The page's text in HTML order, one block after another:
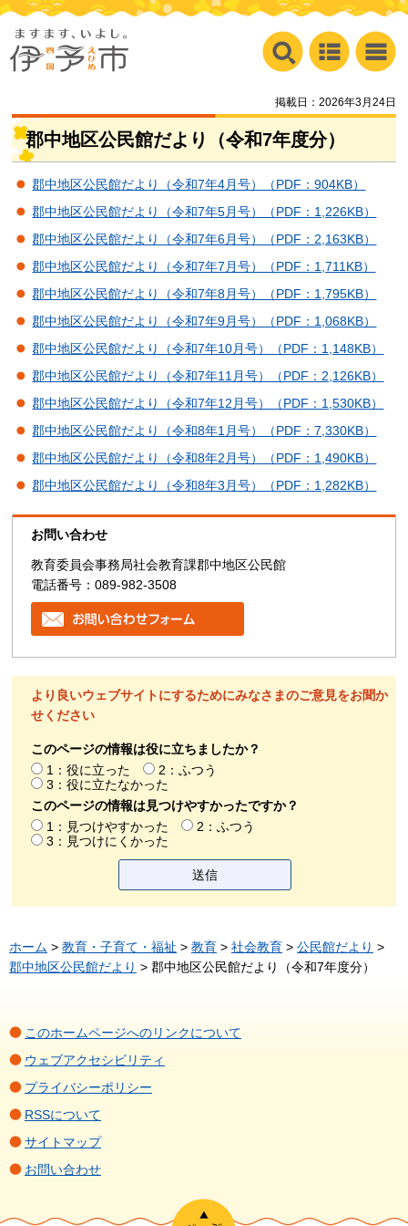
掲載日：2026年3月24日
郡中地区公民館だより（令和7年度分）
郡中地区公民館だより（令和7年4月号）（PDF：904KB）
郡中地区公民館だより（令和7年5月号）（PDF：1,226KB）
郡中地区公民館だより（令和7年6月号）（PDF：2,163KB）
郡中地区公民館だより（令和7年7月号）（PDF：1,711KB）
郡中地区公民館だより（令和7年8月号）（PDF：1,795KB）
郡中地区公民館だより（令和7年9月号）（PDF：1,068KB）
郡中地区公民館だより（令和7年10月号）（PDF：1,148KB）
郡中地区公民館だより（令和7年11月号）（PDF：2,126KB）
郡中地区公民館だより（令和7年12月号）（PDF：1,530KB）
郡中地区公民館だより（令和8年1月号）（PDF：7,330KB）
郡中地区公民館だより（令和8年2月号）（PDF：1,490KB）
郡中地区公民館だより（令和8年3月号）（PDF：1,282KB）
お問い合わせ
教育委員会事務局社会教育課郡中地区公民館
電話番号：089-982-3508
より良いウェブサイトにするためにみなさまのご意見をお聞か
せください
このページの情報は役に立ちましたか？
1：役に立った
2：ふつう
3：役に立たなかった
このページの情報は見つけやすかったですか？
1：見つけやすかった
2：ふつう
3：見つけにくかった
ホーム > 教育・子育て・福祉 > 教育 > 社会教育 > 公民館だより >
郡中地区公民館だより > 郡中地区公民館だより（令和7年度分）
このホームページへのリンクについて
ウェブアクセシビリティ
プライバシーポリシー
RSSについて
サイトマップ
お問い合わせ